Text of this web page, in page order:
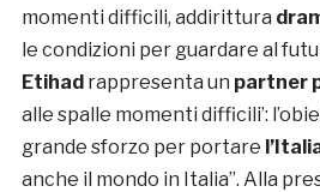
momenti difficili, addirittura
le condizioni per guardare al
Etihadrappresenta un partner
alle spalle momenti difficili’:
grande sforzo per portare
anche il mondo in Italia”. Alla